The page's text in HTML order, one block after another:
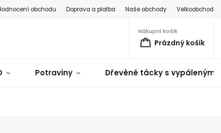
obchodu Doprava a platba Naše obchody Velkoobchod
Nákupní košík
Prázdný košík
Potraviny Dřevěné tácky s vypálenými